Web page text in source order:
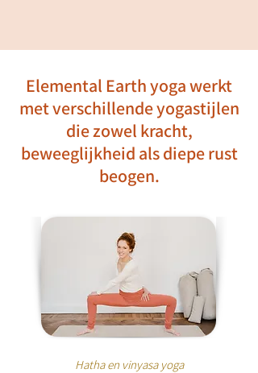
Elemental Earth yoga werkt
met verschillende yogastijlen
die zowel kracht,
beweeglijkheid als diepe rust
beogen.
Hatha en vinyasa yoga